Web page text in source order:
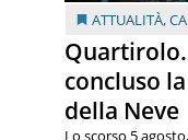
ATTUALITÀ,
Quartirolo.
concluso
della Neve
Lo scorso 5